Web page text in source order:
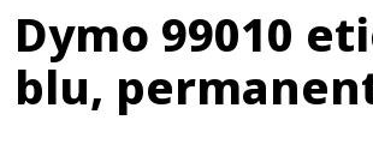
Dymo 99010
blu,